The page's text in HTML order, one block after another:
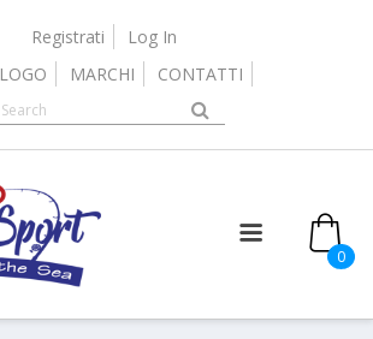
Registrati
Log In
MARCHI CONTATTI
0